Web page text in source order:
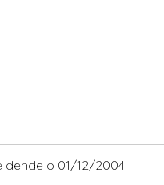
o 01/12/2004